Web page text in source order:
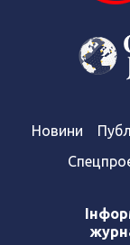
Новини